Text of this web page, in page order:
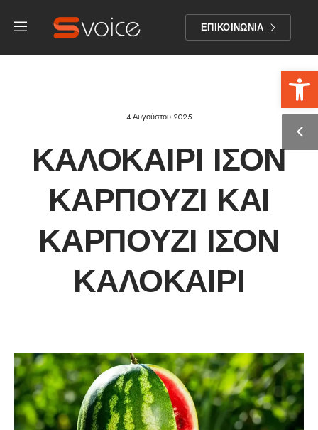
ΕΠΙΚΟΙΝΩΝΙΑ
4 Αυγούστου 2025
ΚΑΛΟΚΑΊΡΙ ΊΣΟΝ
ΚΑΡΠΟΎΖΙ ΚΑΙ
ΚΑΡΠΟΎΖΙ ΊΣΟΝ
ΚΑΛΟΚΑΊΡΙ